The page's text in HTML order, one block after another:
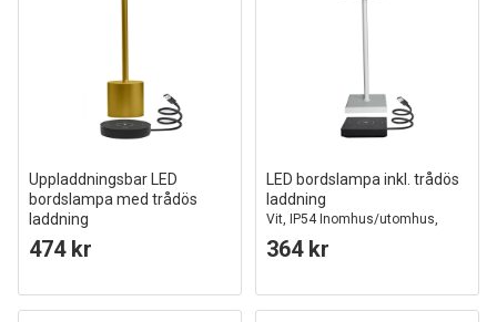
Uppladdningsbar LED
bordslampa med trådös
laddning
Guld, IP54 Inomhus/utomhus,
touchdimbar
474 kr
LED bordslampa inkl. trådös
laddning
Vit, IP54 Inomhus/utomhus,
touchdimbar
364 kr